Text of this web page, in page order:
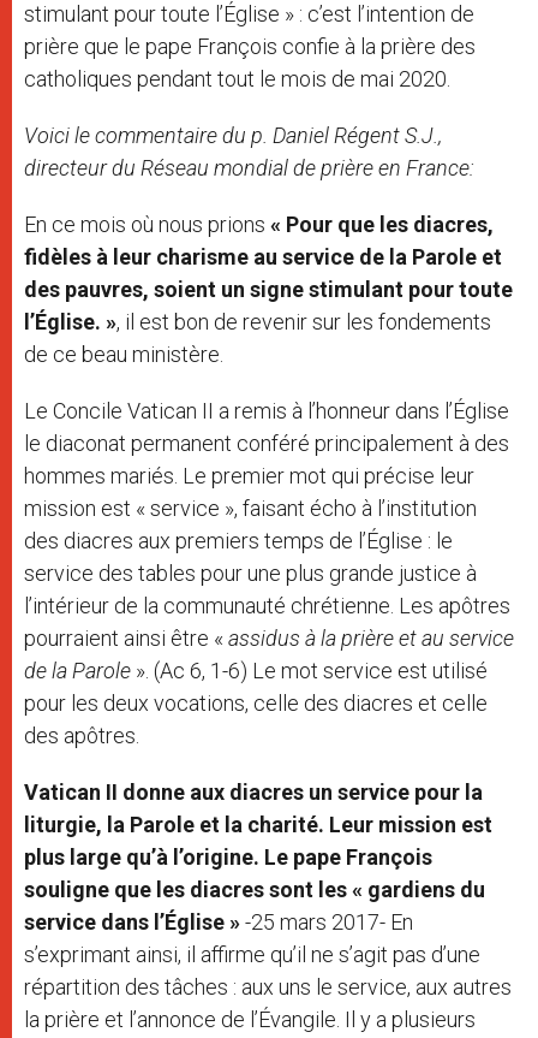
stimulant pour toute l’Église » : c’est l’intention de
prière que le pape François confie à la prière des
catholiques pendant tout le mois de mai 2020.
Voici le commentaire du p. Daniel Régent S.J.,
directeur du Réseau mondial de prière en France:
En ce mois où nous prions « Pour que les diacres,
fidèles à leur charisme au service de la Parole et
des pauvres, soient un signe stimulant pour toute
l’Église. », il est bon de revenir sur les fondements
de ce beau ministère.
Le Concile Vatican II a remis à l’honneur dans l’Église
le diaconat permanent conféré principalement à des
hommes mariés. Le premier mot qui précise leur
mission est « service », faisant écho à l’institution
des diacres aux premiers temps de l’Église : le
service des tables pour une plus grande justice à
l’intérieur de la communauté chrétienne. Les apôtres
pourraient ainsi être « assidus à la prière et au service
de la Parole ». (Ac 6, 1-6) Le mot service est utilisé
pour les deux vocations, celle des diacres et celle
des apôtres.
Vatican II donne aux diacres un service pour la
liturgie, la Parole et la charité. Leur mission est
plus large qu’à l’origine. Le pape François
souligne que les diacres sont les « gardiens du
service dans l’Église »-25 mars 2017- En
s’exprimant ainsi, il affirme qu’il ne s’agit pas d’une
répartition des tâches : aux uns le service, aux autres
la prière et l’annonce de l’Évangile. Il y a plusieurs